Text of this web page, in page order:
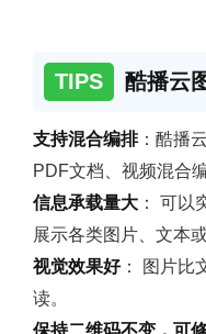
TIPS 酷播云
支持混合编排：酷播
PDF文档、视频混合
信息承载量大 ： 可以
展示各类图片、文本
视觉效果好： 图片比
读。
保持二维码不变，可